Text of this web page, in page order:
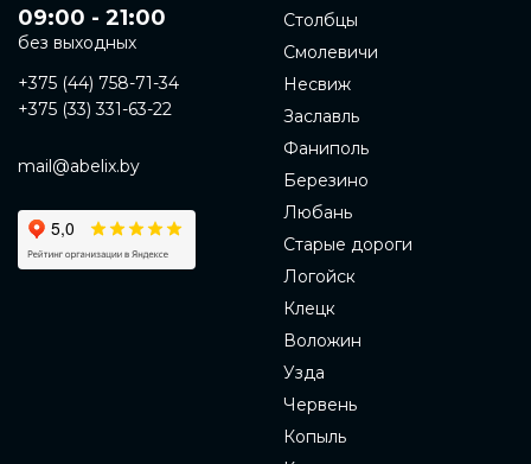
09:00 - 21:00
без выходных
+375 (44) 758-71-34
+375 (33) 331-63-22
mail@abelix.by
Столбцы
Смолевичи
Несвиж
Заславль
Фаниполь
Березино
Любань
Старые дороги
Логойск
Клецк
Воложин
Узда
Червень
Копыль